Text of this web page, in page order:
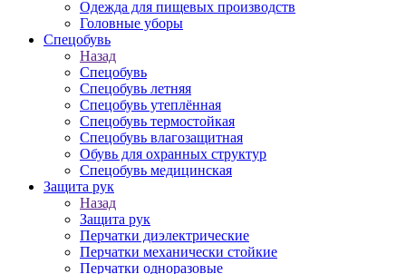
Одежда для пищевых производств
Головные уборы
Спецобувь
Назад
Спецобувь
Спецобувь летняя
Спецобувь утеплённая
Спецобувь термостойкая
Спецобувь влагозащитная
Обувь для охранных структур
Спецобувь медицинская
Защита рук
Назад
Защита рук
Перчатки диэлектрические
Перчатки механически стойкие
Перчатки одноразовые